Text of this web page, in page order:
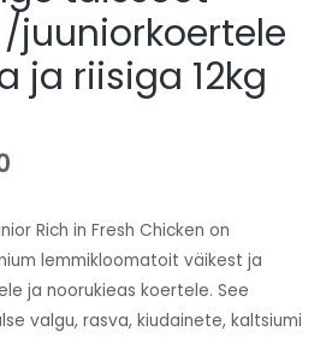
juuniorkoertele
ja riisiga 12kg
Rich in Fresh Chicken on
lemmikloomatoit väikest ja
ja noorukieas koertele. See
valgu, rasva, kiudainete, kaltsiumi